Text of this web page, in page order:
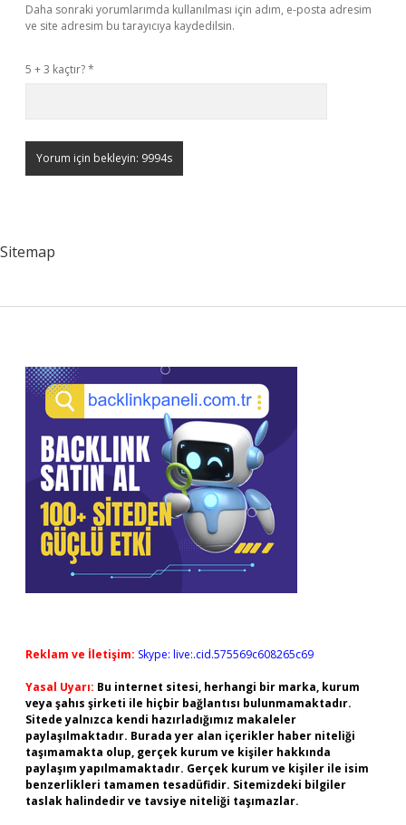
Daha sonraki yorumlarımda kullanılması için adım, e-posta adresim
ve site adresim bu tarayıcıya kaydedilsin.
5 + 3 kaçtır?*
Sitemap
Sidebar
Reklam ve İletişim: Skype: live:.cid.575569c608265c69
Yasal Uyarı: Bu internet sitesi, herhangi bir marka, kurum
veya şahıs şirketi ile hiçbir bağlantısı bulunmamaktadır.
Sitede yalnızca kendi hazırladığımız makaleler
paylaşılmaktadır. Burada yer alan içerikler haber niteliği
taşımamakta olup, gerçek kurum ve kişiler hakkında
paylaşım yapılmamaktadır. Gerçek kurum ve kişiler ile isim
benzerlikleri tamamen tesadüfidir. Sitemizdeki bilgiler
taslak halindedir ve tavsiye niteliği taşımazlar.